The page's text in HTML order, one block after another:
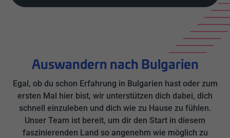
Auswandern nach Bulgarien
Egal, ob du schon Erfahrung in Bulgarien hast oder zum
ersten Mal hier bist, wir unterstützen dich dabei, dich
schnell einzuleben und dich wie zu Hause zu fühlen.
Unser Team ist bereit, um dir den Start in diesem
faszinierenden Land so angenehm wie möglich zu